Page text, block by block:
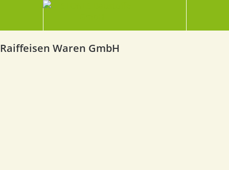
Raiffeisen Waren GmbH